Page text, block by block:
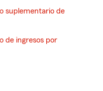
suplementario de
de ingresos por